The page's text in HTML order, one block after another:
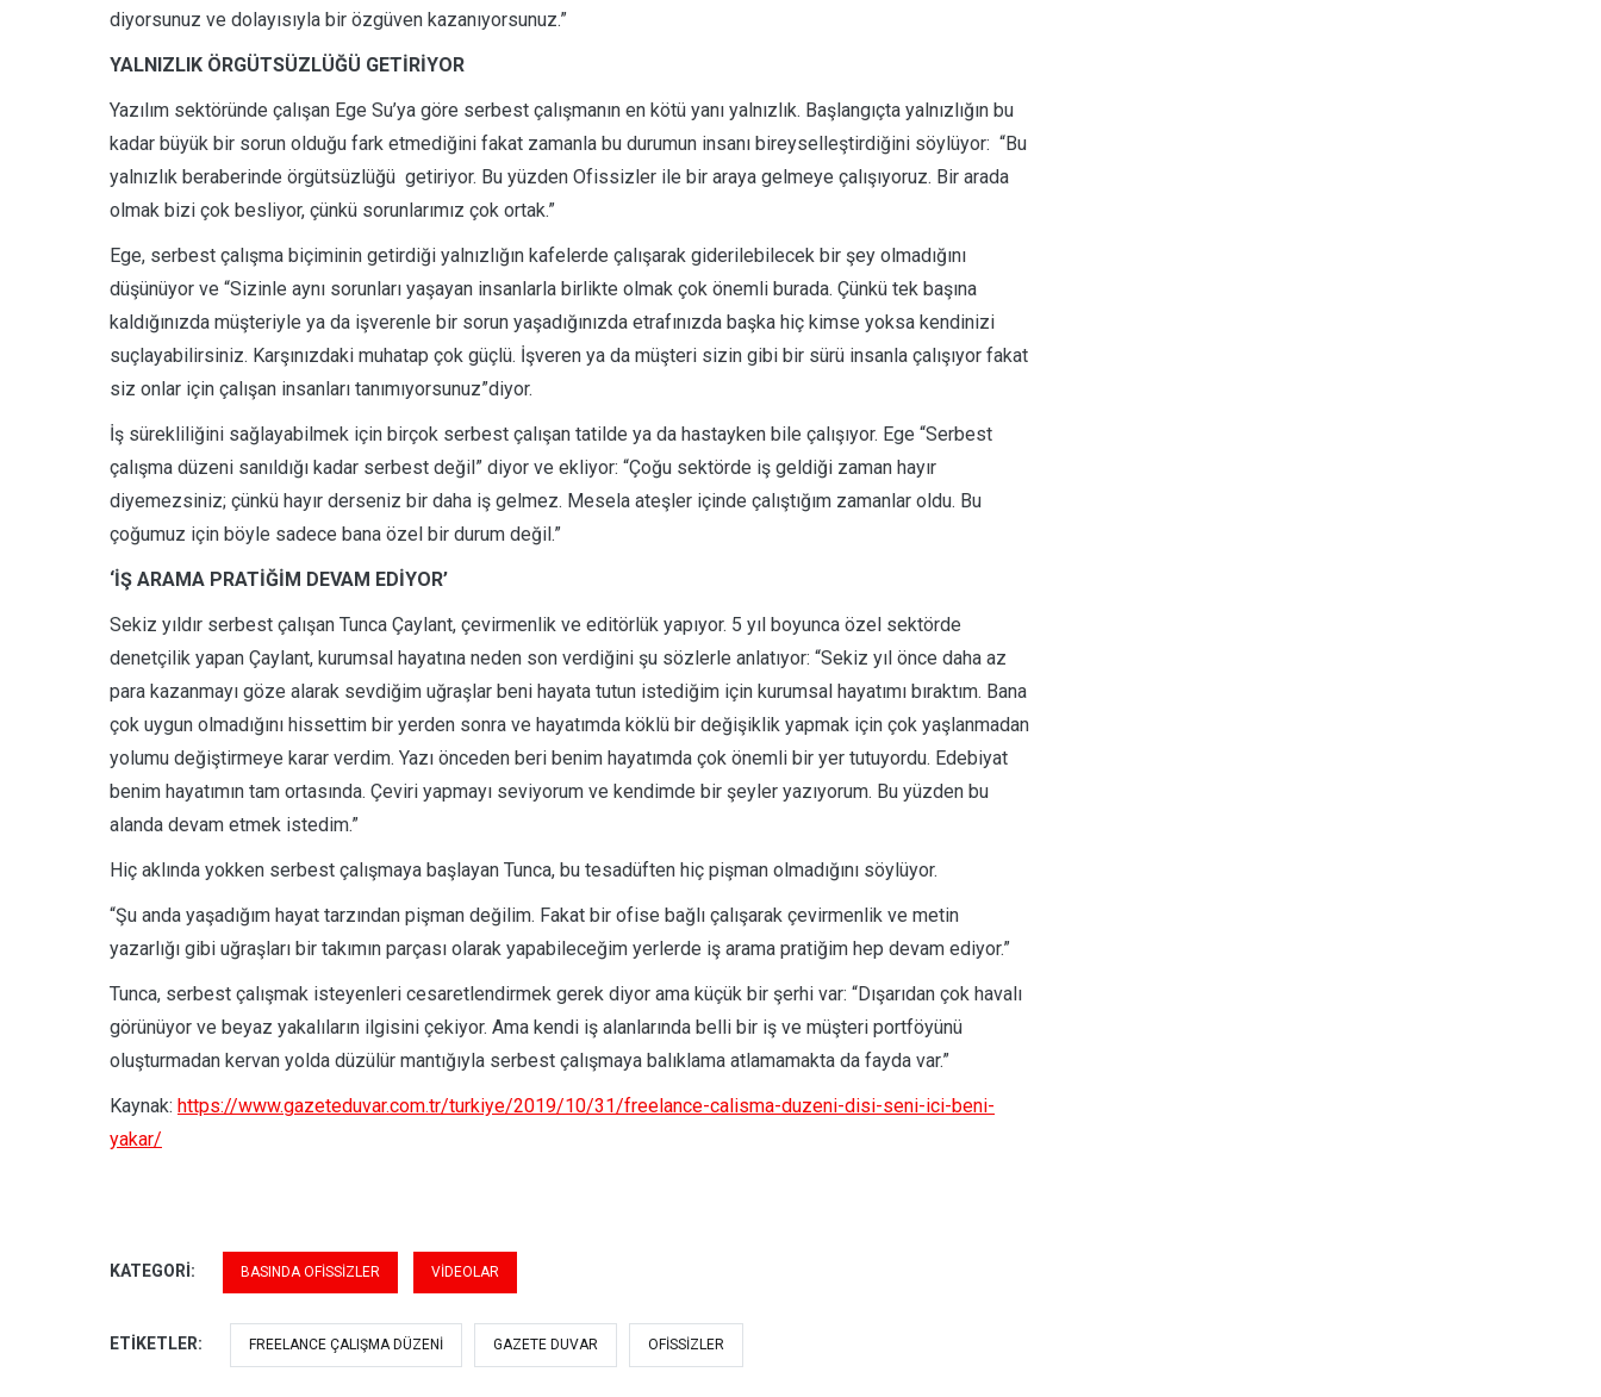
diyorsunuz ve dolayısıyla bir özgüven kazanıyorsunuz.”
YALNIZLIK ÖRGÜTSÜZLÜĞÜ GETİRİYOR
Yazılım sektöründe çalışan Ege Su’ya göre serbest çalışmanın en kötü yanı yalnızlık. Başlangıçta yalnızlığın bu
kadar büyük bir sorun olduğu fark etmediğini fakat zamanla bu durumun insanı bireyselleştirdiğini söylüyor: “Bu
yalnızlık beraberinde örgütsüzlüğü getiriyor. Bu yüzden Ofissizler ile bir araya gelmeye çalışıyoruz. Bir arada
olmak bizi çok besliyor, çünkü sorunlarımız çok ortak.”
Ege, serbest çalışma biçiminin getirdiği yalnızlığın kafelerde çalışarak giderilebilecek bir şey olmadığını
düşünüyor ve “Sizinle aynı sorunları yaşayan insanlarla birlikte olmak çok önemli burada. Çünkü tek başına
kaldığınızda müşteriyle ya da işverenle bir sorun yaşadığınızda etrafınızda başka hiç kimse yoksa kendinizi
suçlayabilirsiniz. Karşınızdaki muhatap çok güçlü. İşveren ya da müşteri sizin gibi bir sürü insanla çalışıyor fakat
siz onlar için çalışan insanları tanımıyorsunuz”diyor.
İş sürekliliğini sağlayabilmek için birçok serbest çalışan tatilde ya da hastayken bile çalışıyor. Ege “Serbest
çalışma düzeni sanıldığı kadar serbest değil” diyor ve ekliyor: “Çoğu sektörde iş geldiği zaman hayır
diyemezsiniz; çünkü hayır derseniz bir daha iş gelmez. Mesela ateşler içinde çalıştığım zamanlar oldu. Bu
çoğumuz için böyle sadece bana özel bir durum değil.”
‘İŞ ARAMA PRATİĞİM DEVAM EDİYOR’
Sekiz yıldır serbest çalışan Tunca Çaylant, çevirmenlik ve editörlük yapıyor. 5 yıl boyunca özel sektörde
denetçilik yapan Çaylant, kurumsal hayatına neden son verdiğini şu sözlerle anlatıyor: “Sekiz yıl önce daha az
para kazanmayı göze alarak sevdiğim uğraşlar beni hayata tutun istediğim için kurumsal hayatımı bıraktım. Bana
çok uygun olmadığını hissettim bir yerden sonra ve hayatımda köklü bir değişiklik yapmak için çok yaşlanmadan
yolumu değiştirmeye karar verdim. Yazı önceden beri benim hayatımda çok önemli bir yer tutuyordu. Edebiyat
benim hayatımın tam ortasında. Çeviri yapmayı seviyorum ve kendimde bir şeyler yazıyorum. Bu yüzden bu
alanda devam etmek istedim.”
Hiç aklında yokken serbest çalışmaya başlayan Tunca, bu tesadüften hiç pişman olmadığını söylüyor.
“Şu anda yaşadığım hayat tarzından pişman değilim. Fakat bir ofise bağlı çalışarak çevirmenlik ve metin
yazarlığı gibi uğraşları bir takımın parçası olarak yapabileceğim yerlerde iş arama pratiğim hep devam ediyor.”
Tunca, serbest çalışmak isteyenleri cesaretlendirmek gerek diyor ama küçük bir şerhi var: “Dışarıdan çok havalı
görünüyor ve beyaz yakalıların ilgisini çekiyor. Ama kendi iş alanlarında belli bir iş ve müşteri portföyünü
oluşturmadan kervan yolda düzülür mantığıyla serbest çalışmaya balıklama atlamamakta da fayda var.”
Kaynak: https://www.gazeteduvar.com.tr/turkiye/2019/10/31/freelance-calisma-duzeni-disi-seni-ici-beni-
yakar/
KATEGORI: BASINDA OFISSIZLER VIDEOLAR
ETIKETLER: FREELANCE ÇALIŞMA DÜZENI GAZETE DUVAR OFISSIZLER